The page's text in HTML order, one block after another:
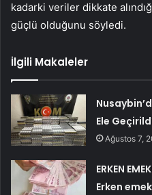
kadarki veriler dikkate
güçlü olduğunu söyledi.
İlgili Makaleler
Ele
Ağustos 7,
ERKEN
Erken